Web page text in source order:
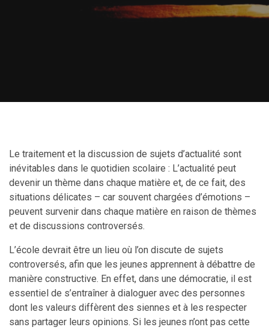
Le traitement et la discussion de sujets d’actualité sont
inévitables dans le quotidien scolaire : L’actualité peut
devenir un thème dans chaque matière et, de ce fait, des
situations délicates – car souvent chargées d’émotions –
peuvent survenir dans chaque matière en raison de thèmes
et de discussions controversés.
L’école devrait être un lieu où l’on discute de sujets
controversés, afin que les jeunes apprennent à débattre de
manière constructive. En effet, dans une démocratie, il est
essentiel de s’entraîner à dialoguer avec des personnes
dont les valeurs diffèrent des siennes et à les respecter
sans partager leurs opinions. Si les jeunes n’ont pas cette